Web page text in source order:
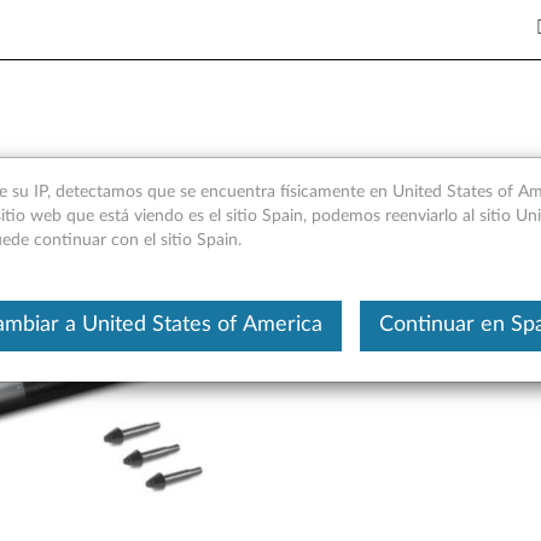
general y piezas de
Este es un artículo traducido
su IP, detectamos que se encuentra físicamente en United States of
web que está viendo es el sitio Spain, podemos reenviarlo al sitio
continuar con el sitio Spain.
a United States of America Continuar en